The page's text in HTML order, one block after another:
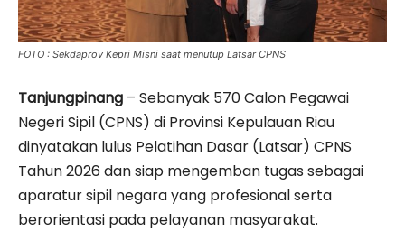
FOTO : Sekdaprov Kepri Misni saat menutup Latsar CPNS
Tanjungpinang – Sebanyak 570 Calon Pegawai
Negeri Sipil (CPNS) di Provinsi Kepulauan Riau
dinyatakan lulus Pelatihan Dasar (Latsar) CPNS
Tahun 2026 dan siap mengemban tugas sebagai
aparatur sipil negara yang profesional serta
berorientasi pada pelayanan masyarakat.